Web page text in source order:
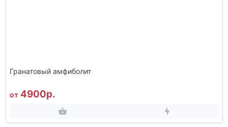
Гранатовый амфиболит
от 4900р.